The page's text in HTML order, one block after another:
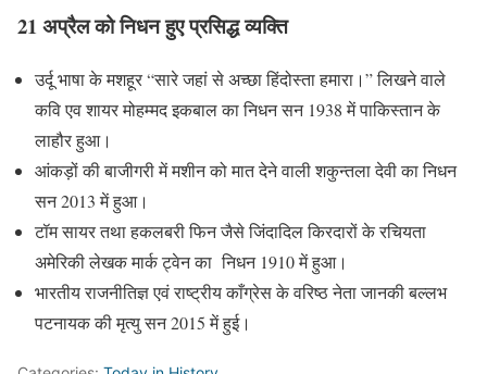
21 अप्रैल को निधन हुए प्रसिद्ध व्यक्ति
उर्दू भाषा के मशहूर “सारे जहां से अच्‍छा हिंदोस्‍ता हमारा।” लिखने वाले
क‍वि एव शायर मोहम्‍मद इकबाल का निधन सन 1938 में पाकिस्तान के
लाहौर हुआ।
आंकड़ों की बाजीगरी में मशीन को मात देने वाली शकुन्‍तला देवी का निधन
सन 2013 में हुआ।
टॉम सायर तथा हकलबरी फिन जैसे जिंदादिल किरदारों के रचियता
अमेरिकी लेखक मार्क ट्वेन का निधन 1910 में हुआ।
भारतीय राजनीतिज्ञ एवं राष्ट्रीय काँग्रेस के वरिष्ठ नेता जानकी बल्लभ
पटनायक की मृत्यु सन 2015 में हुई।